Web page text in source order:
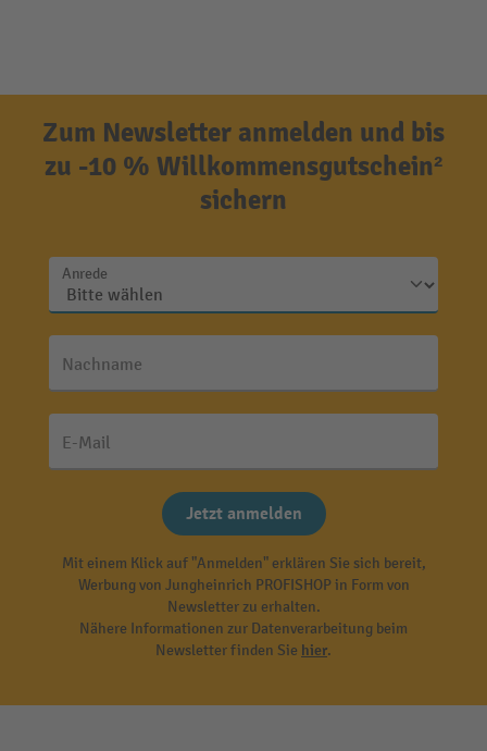
Zum Newsletter anmelden und bis
zu -10 % Willkommensgutschein²
sichern
Anrede
Nachname
E-Mail
Jetzt anmelden
Mit einem Klick auf "Anmelden" erklären Sie sich bereit,
Werbung von Jungheinrich PROFISHOP in Form von
Newsletter zu erhalten.
Nähere Informationen zur Datenverarbeitung beim
Newsletter finden Sie hier.